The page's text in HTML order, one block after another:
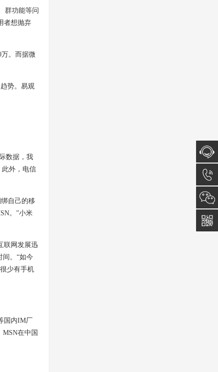
群功能等问
者想抛弃
。而据微
势。易观
数据，我
此外，电信
自己的移
。”小米
联网发展迅
间。“如今
少有手机
国内IM厂
在中国
在线咨
询
0512-
5011